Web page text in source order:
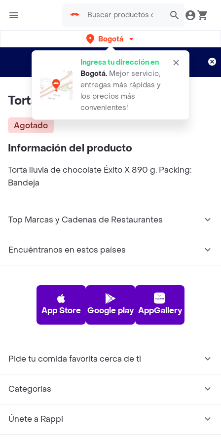
Bogotá
Ingresa tu dirección en
Bogotá. Mejor servicio,
entregas más rápidas y
los precios más
convenientes!
envíos gratis por semanas
Aplican TyC
Torta Lluvia De Chocolate Exito
Agotado
Información del producto
Torta lluvia de chocolate Éxito X 890 g. Packing:
Bandeja
Top Marcas y Cadenas de Restaurantes
Encuéntranos en estos países
App Store Google play AppGallery
Pide tu comida favorita cerca de ti
Categorías
Únete a Rappi